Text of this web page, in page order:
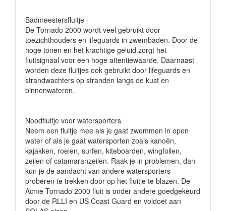
Badmeestersfluitje
De Tornado 2000 wordt veel gebruikt door
toezichthouders en lifeguards in zwembaden. Door de
hoge tonen en het krachtige geluid zorgt het
fluitsignaal voor een hoge attentiewaarde. Daarnaast
worden deze fluitjes ook gebruikt door lifeguards en
strandwachters op stranden langs de kust en
binnenwateren.
Noodfluitje voor watersporters
Neem een fluitje mee als je gaat zwemmen in open
water of als je gaat watersporten zoals kanoën,
kajakken, roeien, surfen, kiteboarden, wingfoilen,
zeilen of catamaranzeilen. Raak je in problemen, dan
kun je de aandacht van andere watersporters
proberen te trekken door op het fluitje te blazen. De
Acme Tornado 2000 fluit is onder andere goedgekeurd
door de RLLI en US Coast Guard en voldoet aan